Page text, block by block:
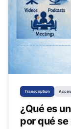
Transcription
¿Qué es
por qué